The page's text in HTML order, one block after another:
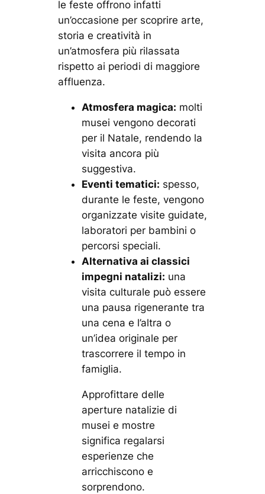
le feste offrono infatti
un’occasione per scoprire arte,
storia e creatività in
un’atmosfera più rilassata
rispetto ai periodi di maggiore
affluenza.
Atmosfera magica: molti
musei vengono decorati
per il Natale, rendendo la
visita ancora più
suggestiva.
Eventi tematici: spesso,
durante le feste, vengono
organizzate visite guidate,
laboratori per bambini o
percorsi speciali.
Alternativa ai classici
impegni natalizi: una
visita culturale può essere
una pausa rigenerante tra
una cena e l’altra o
un’idea originale per
trascorrere il tempo in
famiglia.
Approfittare delle
aperture natalizie di
musei e mostre
significa regalarsi
esperienze che
arricchiscono e
sorprendono.